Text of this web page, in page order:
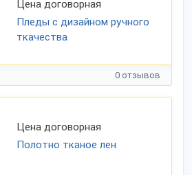
Цена договорная
Пледы с дизайном ручного
ткачества
0 отзывов
Цена договорная
Полотно тканое лен